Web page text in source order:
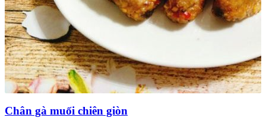
Chân gà muối chiên giòn